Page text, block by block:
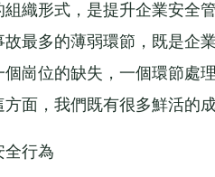
形式，是提升企業安全
最多的薄弱環節，既是企
崗位的缺失，一個環節處
面，我們既有很多鮮活的
行為